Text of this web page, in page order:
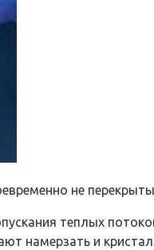
не
теплых
намерзать и